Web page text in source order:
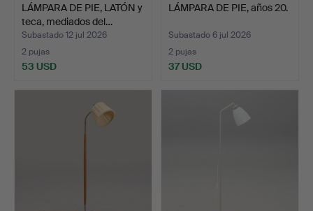
LÁMPARA DE PIE, LATÓN y
teca, mediados del…
Subastado 12 jul 2026
2 pujas
53 USD
LÁMPARA DE PIE, años 20.
Subastado 6 jul 2026
2 pujas
37 USD